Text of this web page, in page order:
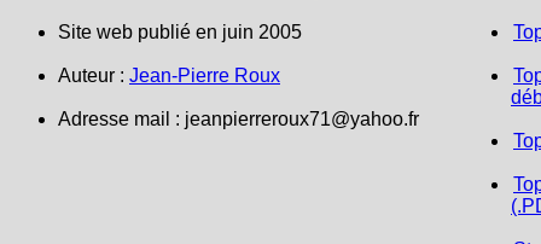
Site web publié en juin 2005
Auteur : Jean-Pierre Roux
Adresse mail : jeanpierreroux71@yahoo.fr